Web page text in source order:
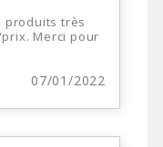
produits très
Merci pour
07/01/2022